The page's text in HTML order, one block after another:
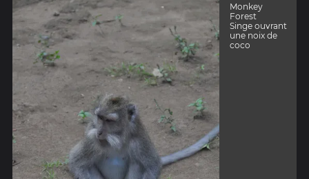
Monkey
Forest
Singe ouvrant
une noix de
coco